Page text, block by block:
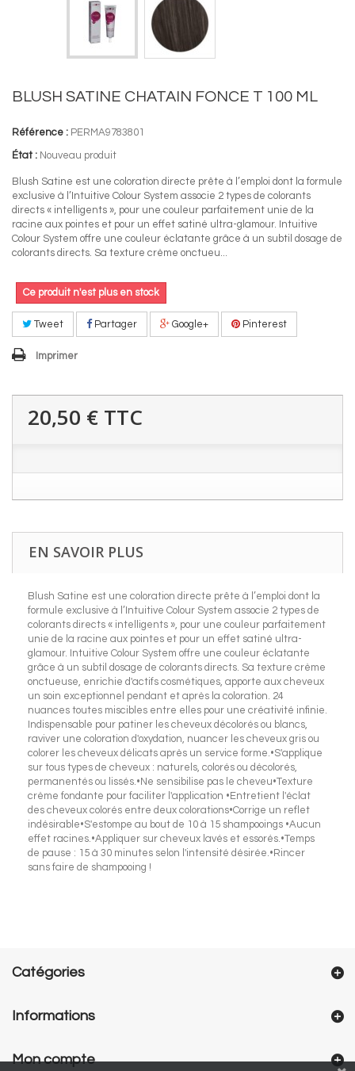
BLUSH SATINE CHATAIN FONCE T 100 ML
Référence : PERMA9783801
État : Nouveau produit
Blush Satine est une coloration directe prête à l’emploi dont la formule
exclusive à l’Intuitive Colour System associe 2 types de colorants
directs « intelligents », pour une couleur parfaitement unie de la
racine aux pointes et pour un effet satiné ultra-glamour. Intuitive
Colour System offre une couleur éclatante grâce à un subtil dosage de
colorants directs. Sa texture crème onctueu...
Ce produit n'est plus en stock
Tweet Partager Google+ Pinterest
Imprimer
20,50 € TTC
EN SAVOIR PLUS
Blush Satine est une coloration directe prête à l’emploi dont la
formule exclusive à l’Intuitive Colour System associe 2 types de
colorants directs « intelligents », pour une couleur parfaitement
unie de la racine aux pointes et pour un effet satiné ultra-
glamour. Intuitive Colour System offre une couleur éclatante
grâce à un subtil dosage de colorants directs. Sa texture crème
onctueuse, enrichie d'actifs cosmétiques, apporte aux cheveux
un soin exceptionnel pendant et après la coloration. 24
nuances toutes miscibles entre elles pour une créativité infinie.
Indispensable pour patiner les cheveux décolorés ou blancs,
raviver une coloration d'oxydation, nuancer les cheveux gris ou
colorer les cheveux délicats après un service forme.•S'applique
sur tous types de cheveux : naturels, colorés ou décolorés,
permanentés ou lissés.•Ne sensibilise pas le cheveu•Texture
crème fondante pour faciliter l'application •Entretient l'éclat
des cheveux colorés entre deux colorations•Corrige un reflet
indésirable•S'estompe au bout de 10 à 15 shampooings •Aucun
effet racines.•Appliquer sur cheveux lavés et essorés.•Temps
de pause : 15 à 30 minutes selon l'intensité désirée.•Rincer
sans faire de shampooing !
Catégories
Informations
Mon compte